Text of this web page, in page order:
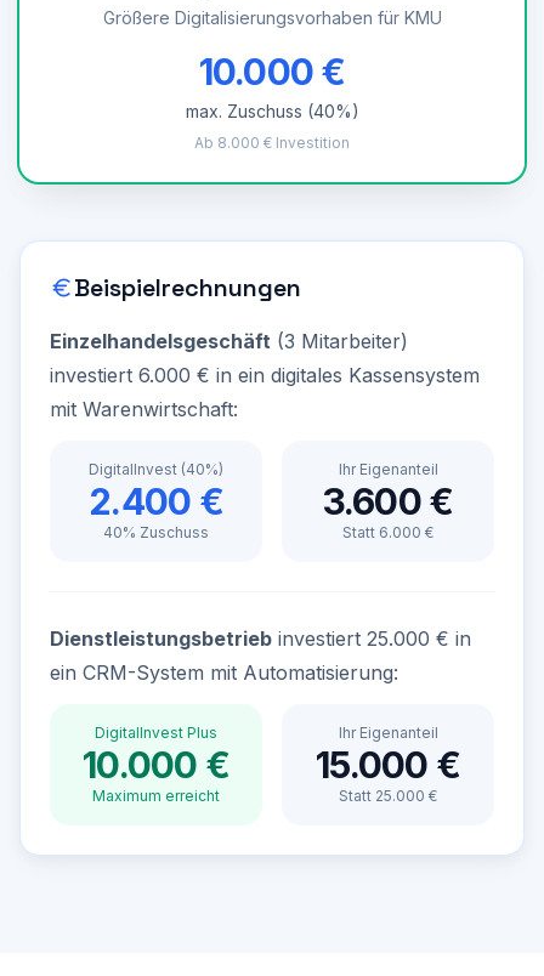
Größere Digitalisierungsvorhaben für KMU
10.000 €
max. Zuschuss (40%)
Ab 8.000 € Investition
Beispielrechnungen
Einzelhandelsgeschäft (3 Mitarbeiter)
investiert 6.000 € in ein digitales Kassensystem
mit Warenwirtschaft:
DigitalInvest (40%)
2.400 €
40% Zuschuss
Ihr Eigenanteil
3.600 €
Statt 6.000 €
Dienstleistungsbetrieb investiert 25.000 € in
ein CRM-System mit Automatisierung:
DigitalInvest Plus
10.000 €
Maximum erreicht
Ihr Eigenanteil
15.000 €
Statt 25.000 €